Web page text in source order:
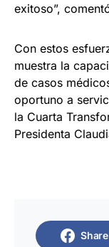
exitoso”,
Con estos
muestra la
de casos
oportuno a
la Cuarta
Presidenta
Share